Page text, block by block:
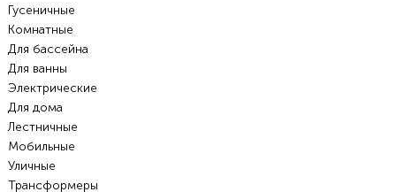
Гусеничные
Комнатные
Для бассейна
Для ванны
Электрические
Для дома
Лестничные
Мобильные
Уличные
Трансформеры